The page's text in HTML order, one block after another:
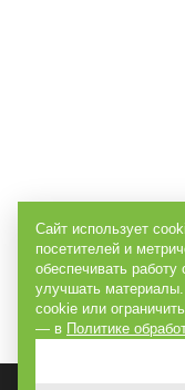
Сайт использует
посетителей и
обеспечивать
улучшать
cookie или
— в Политике